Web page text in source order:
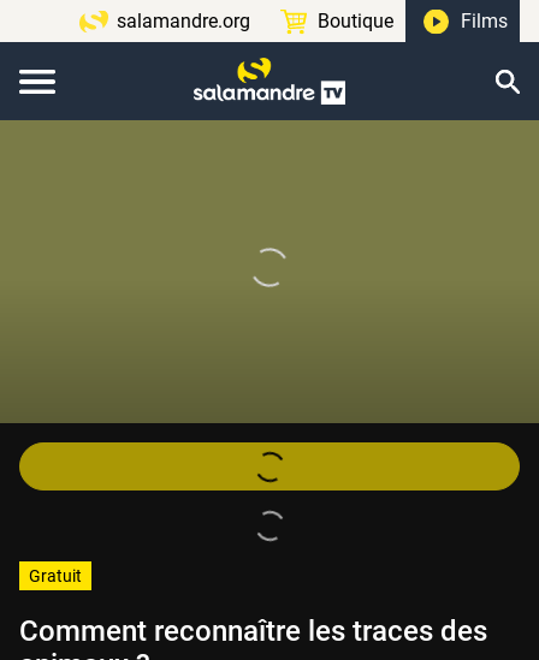
salamandre.org Boutique Films
Gratuit
Comment reconnaître les traces des